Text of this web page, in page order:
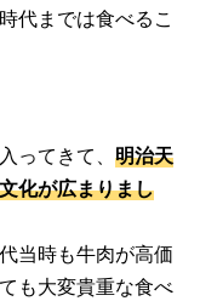
代までは食べるこ
ってきて、 明治天
化が広まりまし
当時も牛肉が高価
も大変貴重な食べ